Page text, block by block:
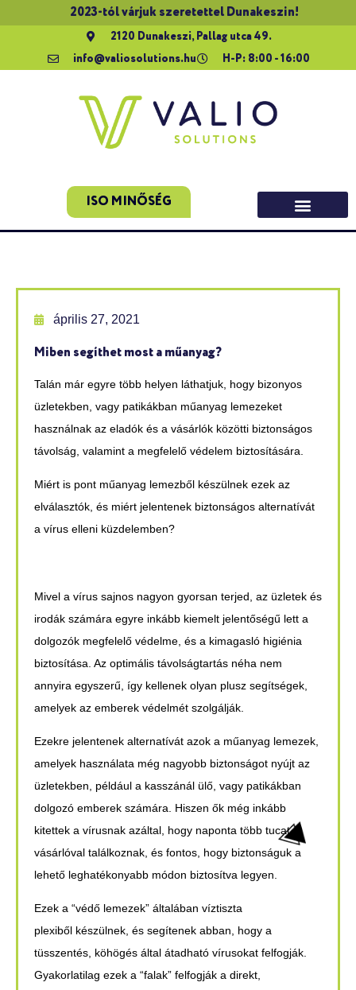
2023-tól várjuk szeretettel Dunakeszin!
2120 Dunakeszi, Pallag utca 49.
info@valiosolutions.hu
H-P: 8:00 - 16:00
ISO MINŐSÉG
április 27, 2021
Miben segíthet most a műanyag?
Talán már egyre több helyen láthatjuk, hogy bizonyos
üzletekben, vagy patikákban műanyag lemezeket
használnak az eladók és a vásárlók közötti biztonságos
távolság, valamint a megfelelő védelem biztosítására.
Miért is pont műanyag lemezből készülnek ezek az
elválasztók, és miért jelentenek biztonságos alternatívát
a vírus elleni küzdelemben?
Mivel a vírus sajnos nagyon gyorsan terjed, az üzletek és
irodák számára egyre inkább kiemelt jelentőségű lett a
dolgozók megfelelő védelme, és a kimagasló higiénia
biztosítása. Az optimális távolságtartás néha nem
annyira egyszerű, így kellenek olyan plusz segítségek,
amelyek az emberek védelmét szolgálják.
Ezekre jelentenek alternatívát azok a műanyag lemezek,
amelyek használata még nagyobb biztonságot nyújt az
üzletekben, például a kasszánál ülő, vagy patikákban
dolgozó emberek számára. Hiszen ők még inkább
kitettek a vírusnak azáltal, hogy naponta több tucat
vásárlóval találkoznak, és fontos, hogy biztonságuk a
lehető leghatékonyabb módon biztosítva legyen.
Ezek a “védő lemezek” általában víztiszta
plexiből készülnek, és segítenek abban, hogy a
tüsszentés, köhögés által átadható vírusokat felfogják.
Gyakorlatilag ezek a “falak” felfogják a direkt,